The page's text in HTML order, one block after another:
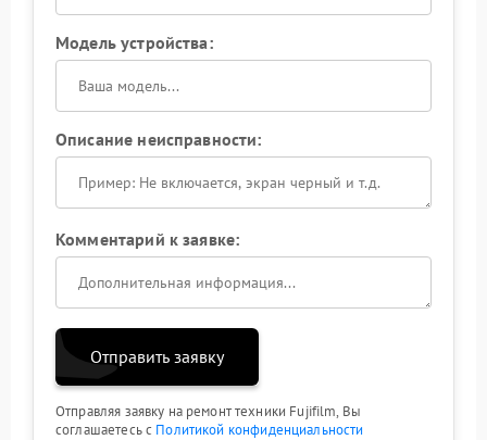
Модель устройства:
Описание неисправности:
Комментарий к заявке:
Отправить заявку
Отправляя заявку на ремонт техники Fujifilm, Вы
соглашаетесь с Политикой конфиденциальности